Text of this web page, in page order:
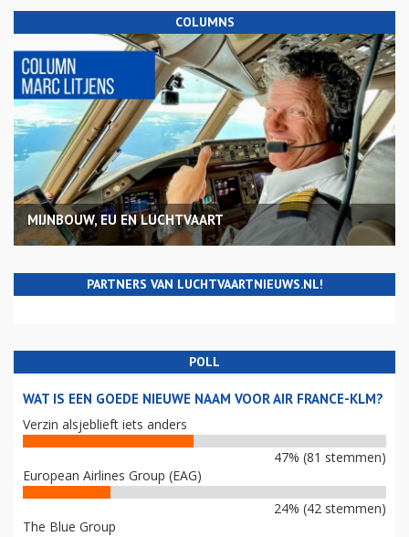
COLUMNS
MIJNBOUW, EU EN LUCHTVAART
PARTNERS VAN LUCHTVAARTNIEUWS.NL!
POLL
WAT IS EEN GOEDE NIEUWE NAAM VOOR AIR FRANCE-KLM?
Verzin alsjeblieft iets anders
47% (81 stemmen)
European Airlines Group (EAG)
24% (42 stemmen)
The Blue Group